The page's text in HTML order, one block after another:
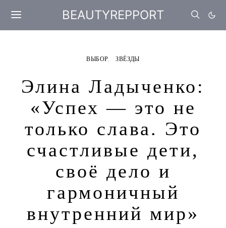
BEAUTYREPPORT
ВЫБОР ЗВЁЗДЫ
Элина Ладыченко:
«Успех — это не
только слава. Это
счастливые дети,
своё дело и
гармоничный
внутренний мир»